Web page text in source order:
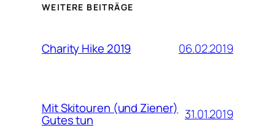
WEITERE BEITRÄGE
Charity Hike 2019 06.02.2019
Mit Skitouren (und Ziener)
Gutes tun 31.01.2019